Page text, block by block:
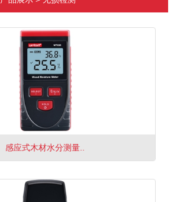
感应式木材水分测量..